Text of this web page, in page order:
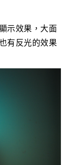
示效果，大面
有反光的效果